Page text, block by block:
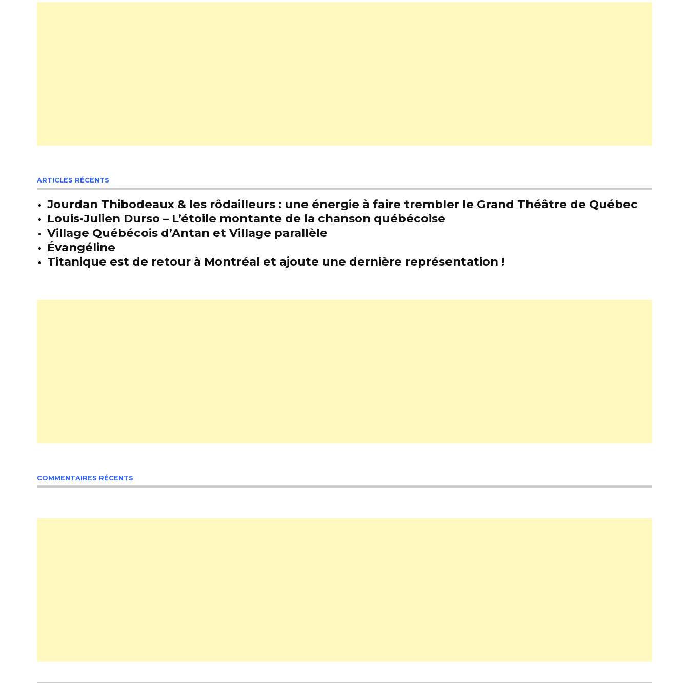
ARTICLES RÉCENTS
Jourdan Thibodeaux & les rôdailleurs : une énergie à faire trembler le Grand Théâtre de Québec
Louis-Julien Durso – L’étoile montante de la chanson québécoise
Village Québécois d’Antan et Village parallèle
Évangéline
Titanique est de retour à Montréal et ajoute une dernière représentation !
COMMENTAIRES RÉCENTS